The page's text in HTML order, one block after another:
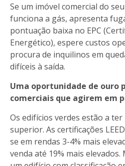
Se um imóvel comercial do
funciona a gás, apresenta
pontuação baixa no EPC
Energético), espere custos
procura de inquilinos em
difíceis à saída.
Uma oportunidade de ouro
comerciais que agirem em
Os edifícios verdes estão a
superior. As certificações
se em rendas 3-4% mais
venda até 19% mais